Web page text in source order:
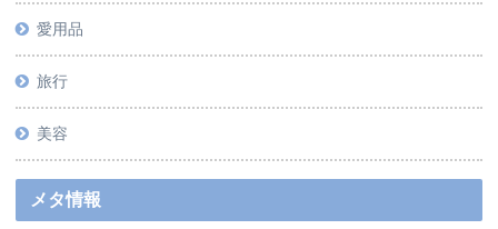
愛用品
旅行
美容
メタ情報